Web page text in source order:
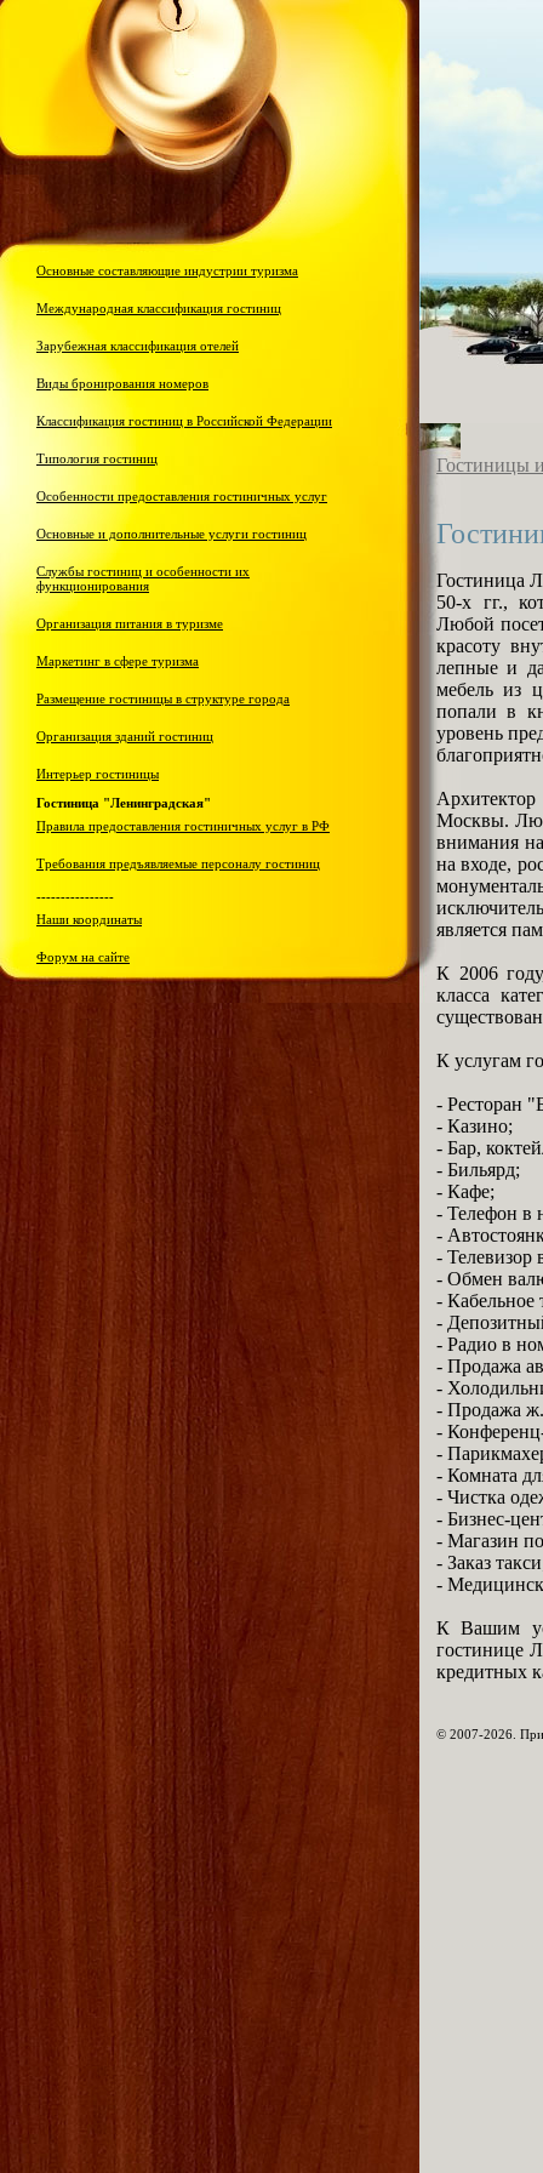
Основные составляющие индустрии туризма
Международная классификация гостиниц
Зарубежная классификация отелей
Виды бронирования номеров
Классификация гостиниц в Российской Федерации
Типология гостиниц
Особенности предоставления гостиничных услуг
Основные и дополнительные услуги гостиниц
Службы гостиниц и особенности их
функционирования
Организация питания в туризме
Маркетинг в сфере туризма
Размещение гостиницы в структуре города
Организация зданий гостиниц
Интерьер гостиницы
Гостиница "Ленинградская"
Правила предоставления гостиничных услуг в РФ
Требования предъявляемые персоналу гостиниц
----------------
Наши координаты
Форум на сайте
Гостиницы
Гостиница
50-х гг.,
Любой
красоту
лепные и
мебель из
попали в
уровень
Москвы.
внимания
на входе,
является
К 2006
класса
К услугам
- Ресторан
- Казино;
- Бар,
- Бильярд;
- Кафе;
- Телефон в
-
- Телевизор
- Обмен
- Кабельное
-
- Радио в
- Продажа
-
- Продажа
-
-
- Комната
- Чистка
- Бизнес-
- Магазин
- Заказ
-
К Вашим
гостинице
кредитных
© 2007-2026. При